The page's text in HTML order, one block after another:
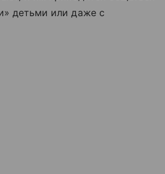
детьми или даже с